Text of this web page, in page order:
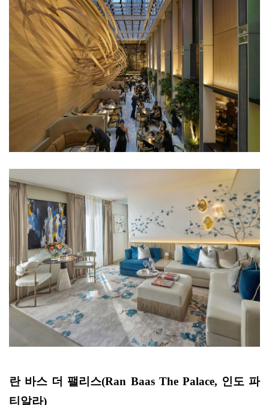
란 바스 더 팰리스(Ran Baas The Palace, 인도 파
티알라)